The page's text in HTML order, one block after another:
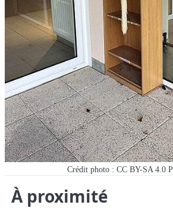
Crédit photo : CC BY-SA 4.0
À proximité